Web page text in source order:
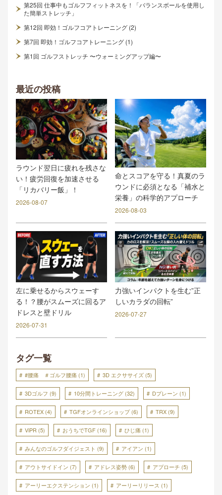
第25回 仕事中もゴルフフィットネスを！「バランスボールを使用し
た簡単ストレッチ」
第12回 即効！ゴルフコアトレーニング (2)
第7回 即効！ゴルフコアトレーニング (1)
第1回 ゴルフストレッチ 〜ウォーミングアップ編〜
最近の投稿
ラウンド翌日に疲れを残さな
い！疲労回復を加速させる
「リカバリー飯」！
2026-08-07
命とスコアを守る！真夏のラ
ウンドに必須となる「補水と
栄養」の科学的アプローチ
2026-08-03
左に乗せるからスウェーす
る！？腰がスムーズに回るア
ドレスと壁ドリル
2026-07-31
力強いインパクトを生む”正
しいカラダの回転”
2026-07-27
タグ一覧
#腰痛 ＃ゴルフ腰痛 (1) 3D エクササイズ (5)
3Dゴルフ (9) 10分間トレーニング (32) Dプレーン (1)
ROTEX (4) TGFオンラインショップ(6) TRX (9)
ViPR (5) おうちでTGF (16) ひじ痛 (1)
みんなのゴルフダイジェスト (9) アイアン (1)
アウトサイドイン (7) アドレス姿勢 (6) アプローチ (5)
アーリーエクステンション (1) アーリーリリース (1)